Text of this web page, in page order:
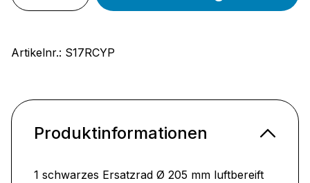
Artikelnr.: S17RCYP
Produktinformationen
1 schwarzes Ersatzrad Ø 205 mm luftbereift